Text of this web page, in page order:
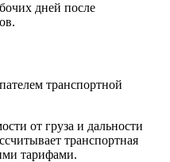
дней после
транспортной
от груза и дальности
транспортная
тарифами.